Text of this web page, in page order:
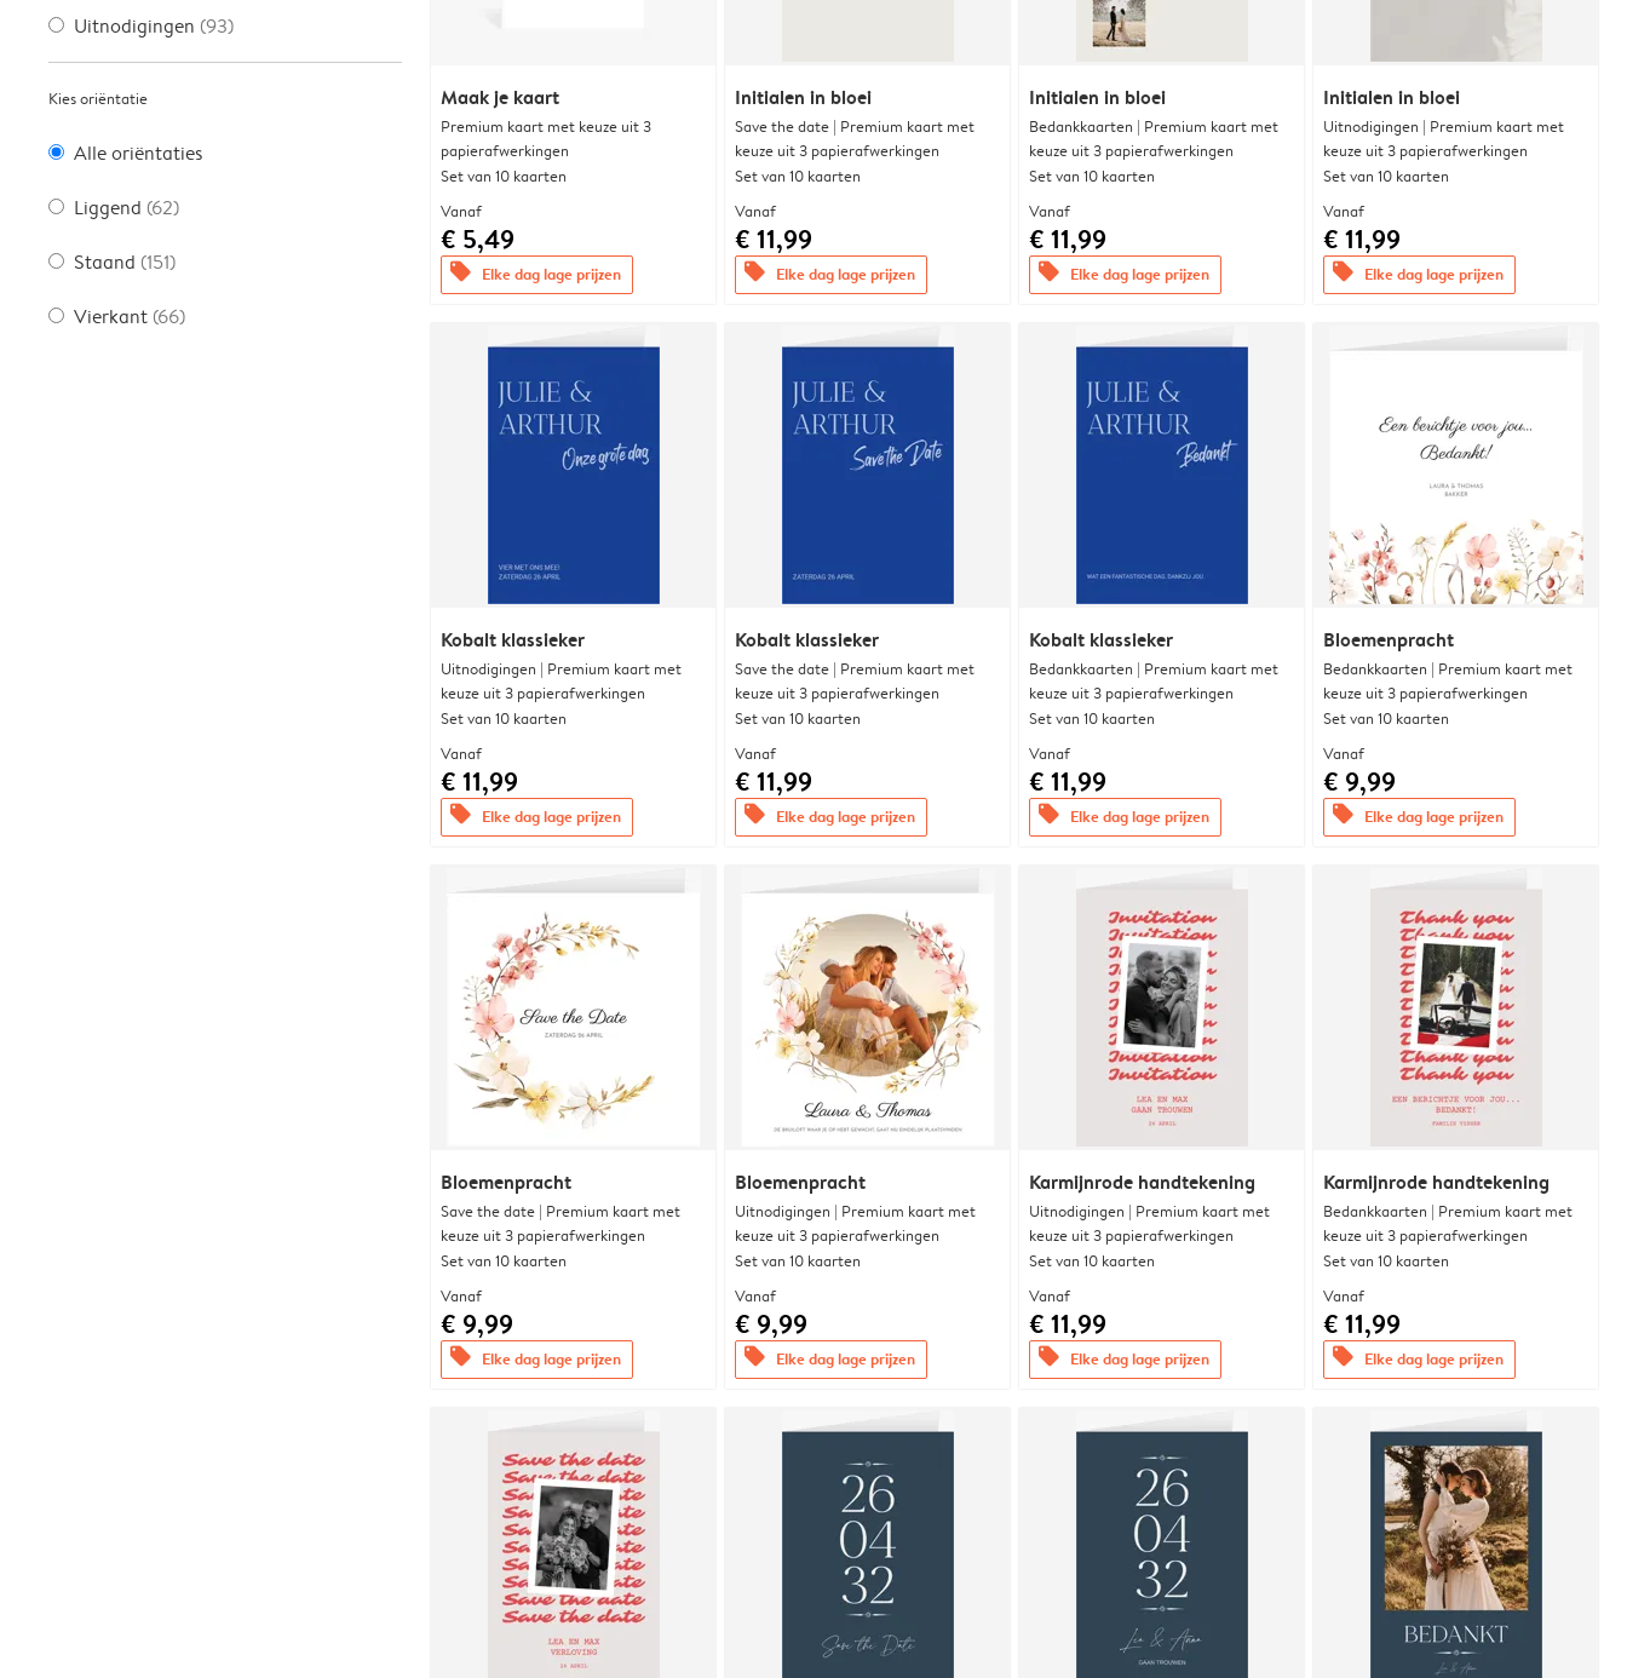
Uitnodigingen (93)
Kies oriëntatie
Alle oriëntaties
Liggend (62)
Staand (151)
Vierkant (66)
Maak je kaart
Premium kaart met keuze uit 3
papierafwerkingen
Set van 10 kaarten
Vanaf
€ 5,49
offers Elke dag lage prijzen
Initialen in bloei
Save the date | Premium kaart met
keuze uit 3 papierafwerkingen
Set van 10 kaarten
Vanaf
€ 11,99
offers Elke dag lage prijzen
Initialen in bloei
Bedankkaarten | Premium kaart met
keuze uit 3 papierafwerkingen
Set van 10 kaarten
Vanaf
€ 11,99
offers Elke dag lage prijzen
Initialen in bloei
Uitnodigingen | Premium kaart met
keuze uit 3 papierafwerkingen
Set van 10 kaarten
Vanaf
€ 11,99
offers Elke dag lage prijzen
Kobalt klassieker
Uitnodigingen | Premium kaart met
keuze uit 3 papierafwerkingen
Set van 10 kaarten
Vanaf
€ 11,99
offers Elke dag lage prijzen
Kobalt klassieker
Save the date | Premium kaart met
keuze uit 3 papierafwerkingen
Set van 10 kaarten
Vanaf
€ 11,99
offers Elke dag lage prijzen
Kobalt klassieker
Bedankkaarten | Premium kaart met
keuze uit 3 papierafwerkingen
Set van 10 kaarten
Vanaf
€ 11,99
offers Elke dag lage prijzen
Bloemenpracht
Bedankkaarten | Premium kaart met
keuze uit 3 papierafwerkingen
Set van 10 kaarten
Vanaf
€ 9,99
offers Elke dag lage prijzen
Bloemenpracht
Save the date | Premium kaart met
keuze uit 3 papierafwerkingen
Set van 10 kaarten
Vanaf
€ 9,99
offers Elke dag lage prijzen
Bloemenpracht
Uitnodigingen | Premium kaart met
keuze uit 3 papierafwerkingen
Set van 10 kaarten
Vanaf
€ 9,99
offers Elke dag lage prijzen
Karmijnrode handtekening
Uitnodigingen | Premium kaart met
keuze uit 3 papierafwerkingen
Set van 10 kaarten
Vanaf
€ 11,99
offers Elke dag lage prijzen
Karmijnrode handtekening
Bedankkaarten | Premium kaart met
keuze uit 3 papierafwerkingen
Set van 10 kaarten
Vanaf
€ 11,99
offers Elke dag lage prijzen